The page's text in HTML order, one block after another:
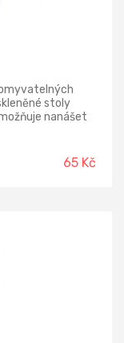
stoly
nanášet
sítka z
65 Kč